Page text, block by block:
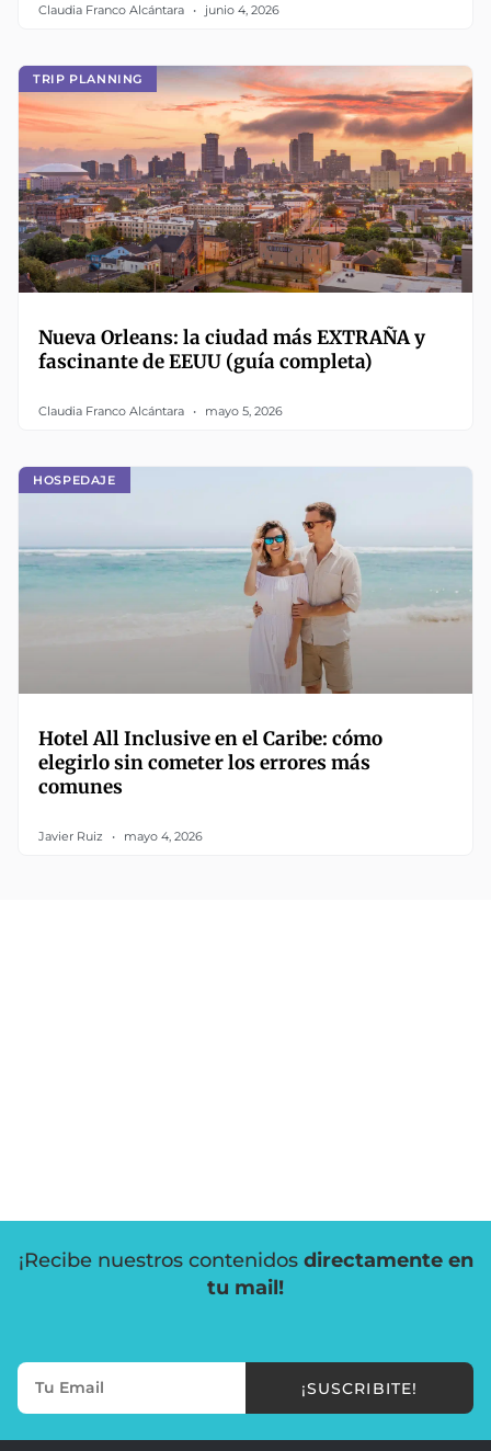
Claudia Franco Alcántara junio 4, 2026
TRIP PLANNING
Nueva Orleans: la ciudad más EXTRAÑA y
fascinante de EEUU (guía completa)
Claudia Franco Alcántara mayo 5, 2026
HOSPEDAJE
Hotel All Inclusive en el Caribe: cómo
elegirlo sin cometer los errores más
comunes
Javier Ruiz mayo 4, 2026
¡Recibe nuestros contenidos directamente en
tu mail!
¡SUSCRIBITE!